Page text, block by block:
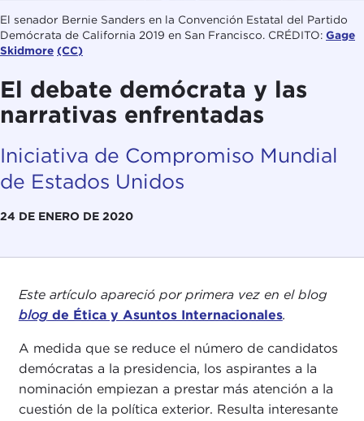
El senador Bernie Sanders en la Convención Estatal del Partido
Demócrata de California 2019 en San Francisco. CRÉDITO: Gage
Skidmore (CC)
El debate demócrata y las
narrativas enfrentadas
Iniciativa de Compromiso Mundial
de Estados Unidos
24 DE ENERO DE 2020
Este artículo apareció por primera vez en el blog
blogde Ética y Asuntos Internacionales.
A medida que se reduce el número de candidatos
demócratas a la presidencia, los aspirantes a la
nominación empiezan a prestar más atención a la
cuestión de la política exterior. Resulta interesante